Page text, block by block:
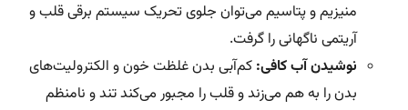
منیزیم و پتاسیم می‌توان جلوی تحریک سیستم برقی قلب و
آریتمی ناگهانی را گرفت.
نوشیدن آب کافی: کم‌آبی بدن غلظت خون و الکترولیت‌های
بدن را به هم می‌زند و قلب را مجبور می‌کند تند و نامنظم‌